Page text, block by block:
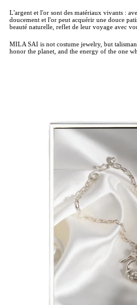
L'argent et l'or sont des matériaux vivants :
doucement et l'or peut acquérir une douce
beauté naturelle, reflet de leur voyage avec
MILA SAI is not costume jewelry, but
honor the planet, and the energy of the one